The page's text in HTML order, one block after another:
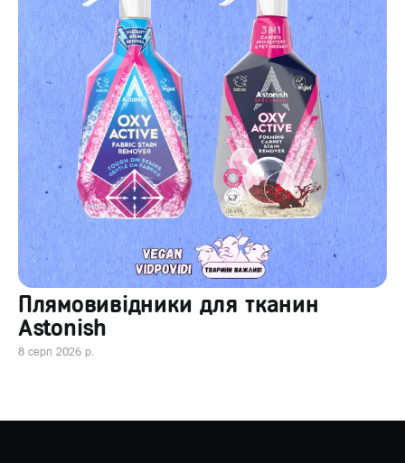
Плямовивідники для тканин
Astonish
8 серп 2026 р.